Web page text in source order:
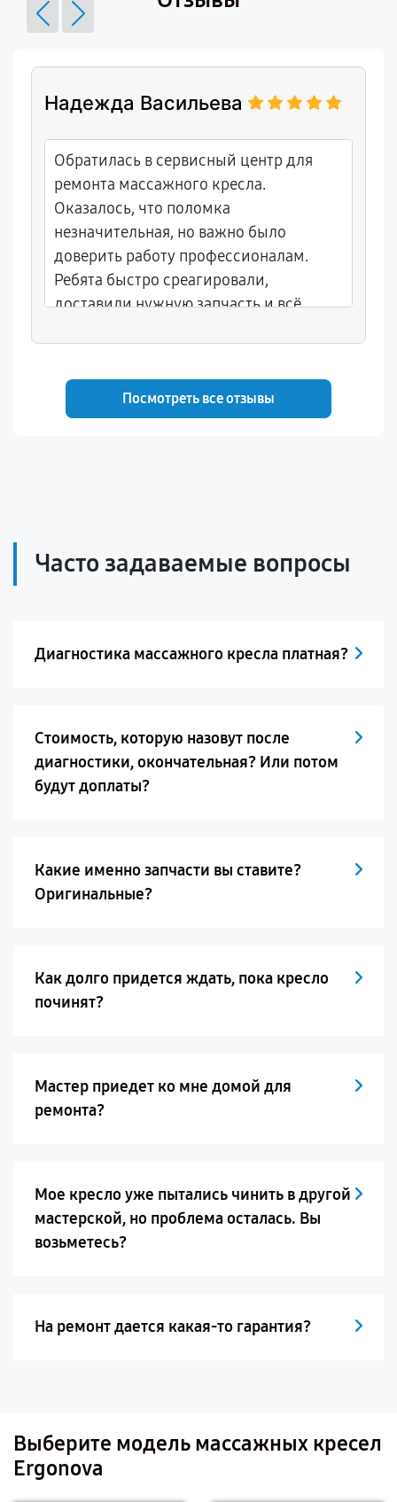
Надежда Васильева
Обратилась в сервисный центр для
ремонта массажного кресла.
Оказалось, что поломка
незначительная, но важно было
доверить работу профессионалам.
Ребята быстро среагировали,
доставили нужную запчасть и всё
Посмотреть все отзывы
Часто задаваемые вопросы
Диагностика массажного кресла платная?
Стоимость, которую назовут после
диагностики, окончательная? Или потом
будут доплаты?
Какие именно запчасти вы ставите?
Оригинальные?
Как долго придется ждать, пока кресло
починят?
Мастер приедет ко мне домой для
ремонта?
Мое кресло уже пытались чинить в другой
мастерской, но проблема осталась. Вы
возьметесь?
На ремонт дается какая-то гарантия?
Выберите модель массажных кресел
Ergonova